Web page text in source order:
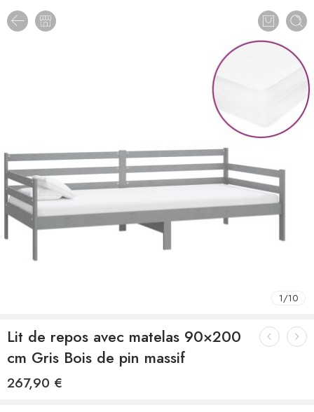
1/10
Lit de repos avec matelas 90×200
cm Gris Bois de pin massif
267,90 €